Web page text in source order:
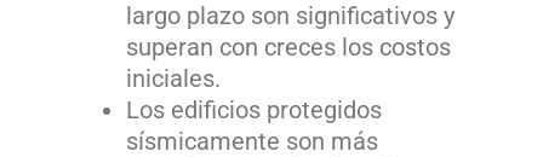
largo plazo son significativos y
superan con creces los costos
iniciales.
Los edificios protegidos
sísmicamente son más